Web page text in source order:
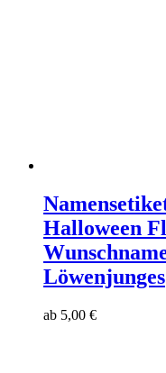
Halloween
Löwenjunges
ab 5,00 €